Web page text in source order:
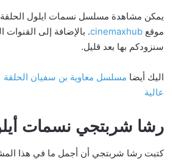
موقع cinemaxhub. بالإضافة إلى القنوات
سنزودكم بها بعد قليل.
اليك أيضا
عالية
رشا شربتجي نسمات
كتبت رشا شربتجي أن أجمل ما في هذا